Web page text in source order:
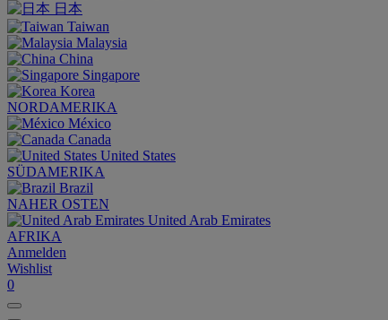
日本
Taiwan
Malaysia
China
Singapore
Korea
NORDAMERIKA
México
Canada
United States
SÜDAMERIKA
Brazil
NAHER OSTEN
United Arab Emirates
AFRIKA
Anmelden
Wishlist
0